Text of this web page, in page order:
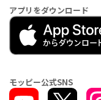
アプリをダウンロード
モッピー公式SNS